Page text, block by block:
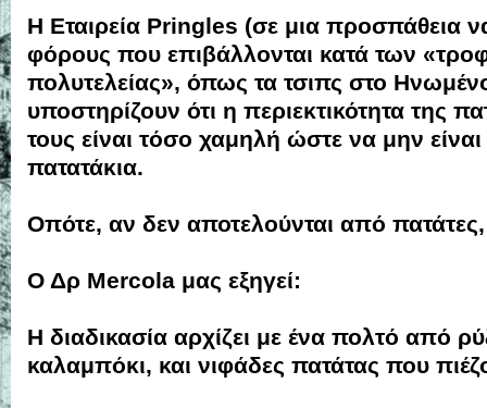
Η Εταιρεία Pringles (σε μια προσπάθεια
φόρους που επιβάλλονται κατά των
πολυτελείας», όπως τα τσιπς στο
υποστηρίζουν ότι η περιεκτικότητα της
τους είναι τόσο χαμηλή ώστε να μην είναι
πατατάκια.
Οπότε, αν δεν αποτελούνται από πατάτες,
Ο Δρ Mercola μας εξηγεί:
Η διαδικασία αρχίζει με ένα πολτό από
καλαμπόκι, και νιφάδες πατάτας που